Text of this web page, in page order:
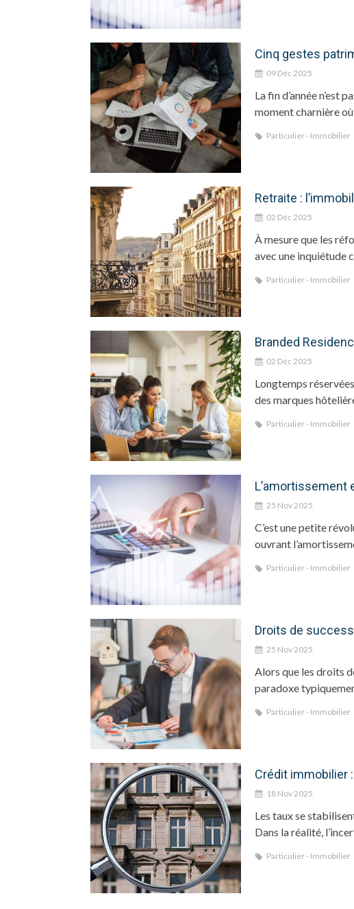
Cinq gestes
09 Déc 2025
La fin d’année n’est
moment charnière
Particulier - Immobilier
Retraite :
02 Déc 2025
À mesure que les
avec une inquiétude
Particulier - Immobilier
Branded
02 Déc 2025
Longtemps
des marques
Particulier - Immobilier
L’amortissement
25 Nov 2025
C’est une petite
ouvrant
Particulier - Immobilier
Droits de
25 Nov 2025
Alors que les droits
paradoxe
Particulier - Immobilier
Crédit immobilier
18 Nov 2025
Les taux se
Dans la réalité,
Particulier - Immobilier